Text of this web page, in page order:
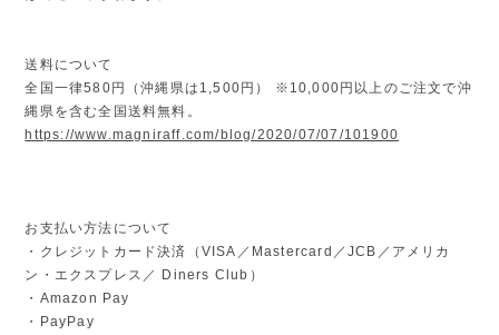
送料について
全国一律580円（沖縄県は1,500円） ※10,000円以上のご注文で沖
縄県を含む全国送料無料。
https://www.magniraff.com/blog/2020/07/07/101900
お支払い方法について
・クレジットカード決済（VISA／Mastercard／JCB／アメリカ
ン・エクスプレス／ Diners Club）
・Amazon Pay
・PayPay